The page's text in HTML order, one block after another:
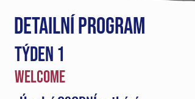
DETAILNÍ PROGRAM
TÝDEN 1
WELCOME